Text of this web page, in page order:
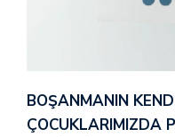
BOŞANMANIN
ÇOCUKLARIMIZDA